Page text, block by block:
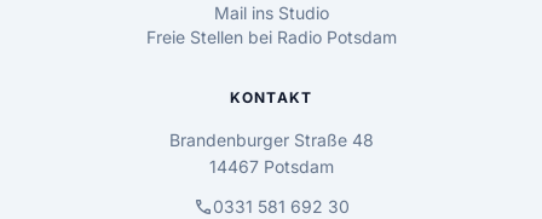
Mail ins Studio
Freie Stellen bei Radio Potsdam
KONTAKT
Brandenburger Straße 48
14467 Potsdam
call0331 581 692 30